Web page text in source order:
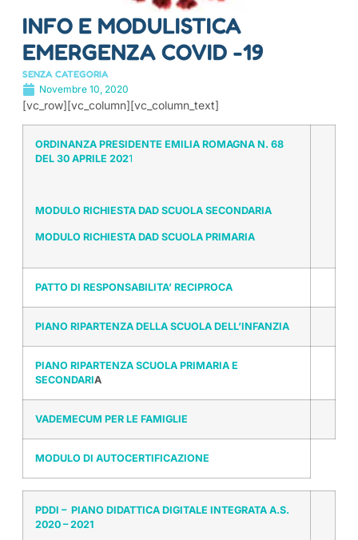
INFO E MODULISTICA
EMERGENZA COVID -19
SENZA CATEGORIA
Novembre 10, 2020
[vc_row][vc_column][vc_column_text]
ORDINANZA PRESIDENTE EMILIA ROMAGNA N. 68
DEL 30 APRILE 2021
MODULO RICHIESTA DAD SCUOLA SECONDARIA
MODULO RICHIESTA DAD SCUOLA PRIMARIA
PATTO DI RESPONSABILITA’ RECIPROCA
PIANO RIPARTENZA DELLA SCUOLA DELL’INFANZIA
PIANO RIPARTENZA SCUOLA PRIMARIA E
SECONDARIA
VADEMECUM PER LE FAMIGLIE
MODULO DI AUTOCERTIFICAZIONE
PDDI – PIANO DIDATTICA DIGITALE INTEGRATA A.S.
2020 – 2021